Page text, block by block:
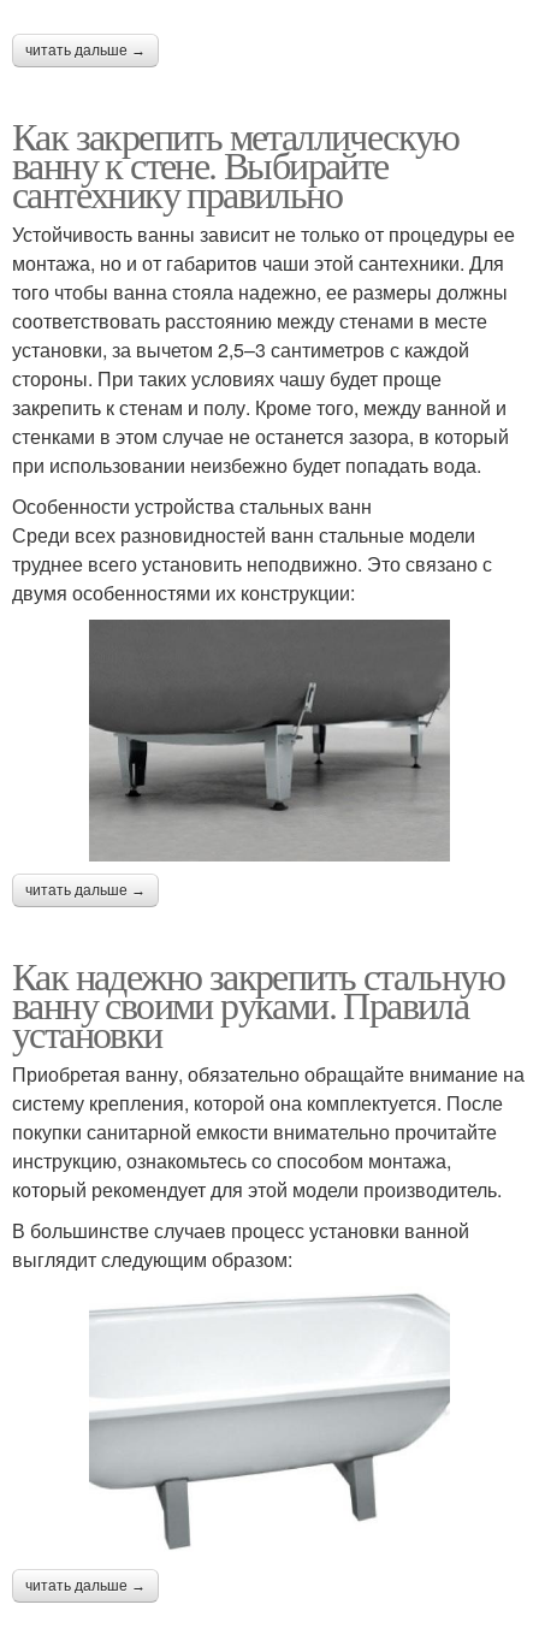
читать дальше →
Как закрепить металлическую
ванну к стене. Выбирайте
сантехнику правильно
Устойчивость ванны зависит не только от процедуры ее
монтажа, но и от габаритов чаши этой сантехники. Для
того чтобы ванна стояла надежно, ее размеры должны
соответствовать расстоянию между стенами в месте
установки, за вычетом 2,5–3 сантиметров с каждой
стороны. При таких условиях чашу будет проще
закрепить к стенам и полу. Кроме того, между ванной и
стенками в этом случае не останется зазора, в который
при использовании неизбежно будет попадать вода.
Особенности устройства стальных ванн
Среди всех разновидностей ванн стальные модели
труднее всего установить неподвижно. Это связано с
двумя особенностями их конструкции:
читать дальше →
Как надежно закрепить стальную
ванну своими руками. Правила
установки
Приобретая ванну, обязательно обращайте внимание на
систему крепления, которой она комплектуется. После
покупки санитарной емкости внимательно прочитайте
инструкцию, ознакомьтесь со способом монтажа,
который рекомендует для этой модели производитель.
В большинстве случаев процесс установки ванной
выглядит следующим образом:
читать дальше →